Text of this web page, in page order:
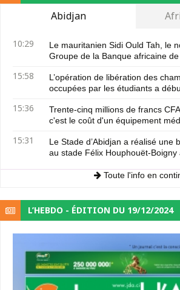
Abidjan
10:29
Le mauritanien Sidi Ould Tah, le
Groupe de la Banque africaine
15:58
L’opération de libération des
occupées par les étudiants a
15:36
Trente-cinq millions de francs
c'est le coût d'un équipement
15:31
Le Stade d’Abidjan a réalisé une
au stade Félix Houphouët-Boigny
Toute l'info en
L’HEBDO - ÉDITION DU 19/12/2024